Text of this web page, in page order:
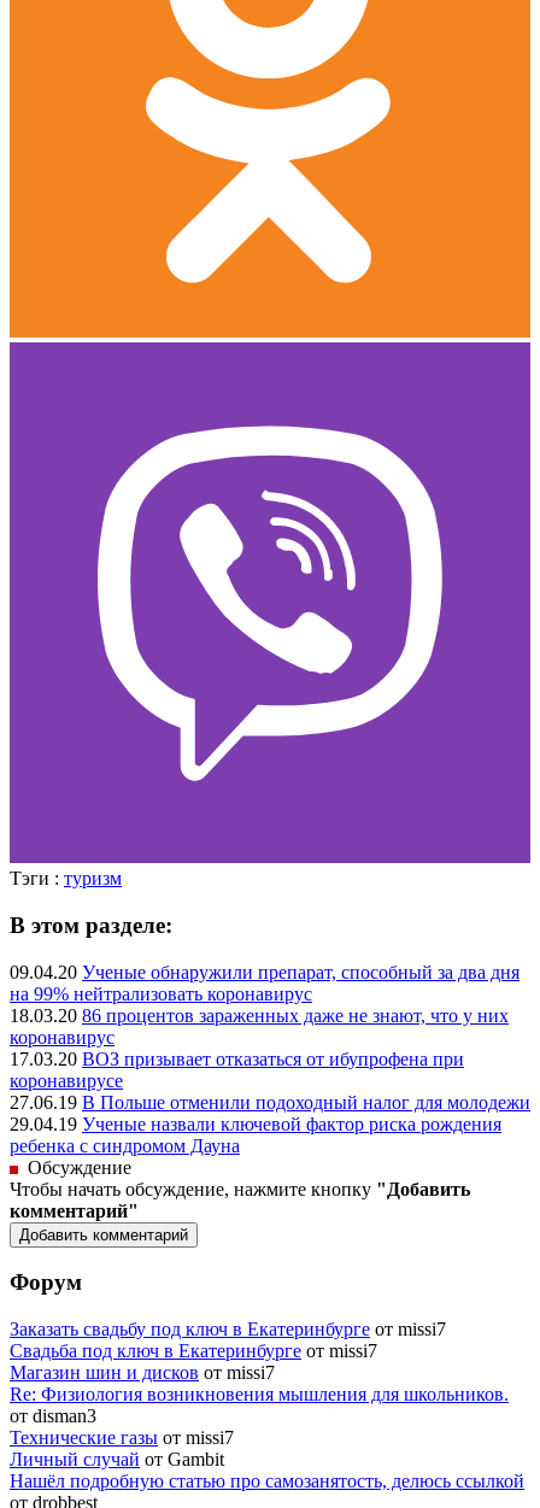
Тэги : туризм
В этом разделе:
09.04.20 Ученые обнаружили препарат, способный за два дня
на 99% нейтрализовать коронавирус
18.03.20 86 процентов зараженных даже не знают, что у них
коронавирус
17.03.20 ВОЗ призывает отказаться от ибупрофена при
коронавирусе
27.06.19 В Польше отменили подоходный налог для молодежи
29.04.19 Ученые назвали ключевой фактор риска рождения
ребенка с синдромом Дауна
Обсуждение
Чтобы начать обсуждение, нажмите кнопку "Добавить
комментарий"
Форум
Заказать свадьбу под ключ в Екатеринбурге от missi7
Cвадьба под ключ в Екатеринбурге от missi7
Магазин шин и дисков от missi7
Re: Физиология возникновения мышления для школьников.
от disman3
Технические газы от missi7
Личный случай от Gambit
Нашёл подробную статью про самозанятость, делюсь ссылкой
от drobbest